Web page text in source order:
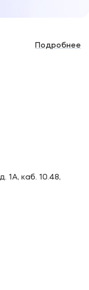
Подробнее
1А, каб. 10.48,